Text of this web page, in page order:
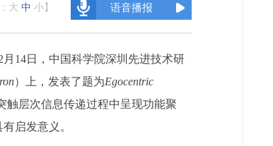
大 中 小 】 语音播报
14日，中国科学院深圳先进技术研
）上，发表了题为Egocentric
触层次信息传递过程中呈现功能聚
启发意义。